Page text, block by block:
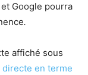
Google pourra
.
affiché sous
en terme